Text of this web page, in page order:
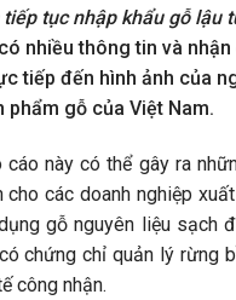
tiếp tục nhập khẩu gỗ lậu
nhiều thông tin và
tiếp đến hình ảnh của
phẩm gỗ của Việt Nam.
cáo này có thể gây ra
các doanh nghiệp
gỗ nguyên liệu sạch
chứng chỉ quản lý rừng
công nhận.